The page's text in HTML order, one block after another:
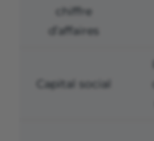
chiffre
d’affaires
Capital social